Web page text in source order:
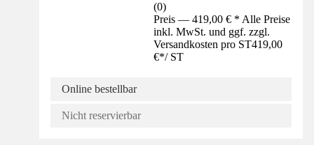
(0)
Preis — 419,00 € * Alle Preise
inkl. MwSt. und ggf. zzgl.
Versandkosten pro ST419,00
€*/ ST
Online bestellbar
Nicht reservierbar